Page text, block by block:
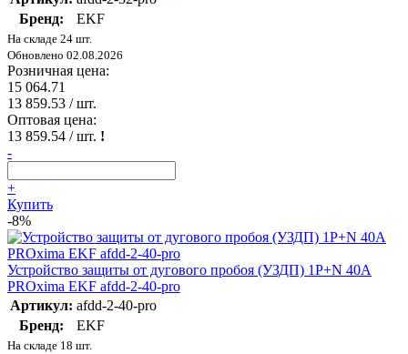
Бренд:
EKF
На складе 24 шт.
Обновлено 02.08.2026
Розничная цена:
15 064.71
13 859.53 / шт.
Оптовая цена:
13 859.54 / шт. !
-
+
Купить
-8%
Устройство защиты от дугового пробоя (УЗДП) 1P+N 40А
PROxima EKF afdd-2-40-pro
Артикул: afdd-2-40-pro
Бренд:
EKF
На складе 18 шт.